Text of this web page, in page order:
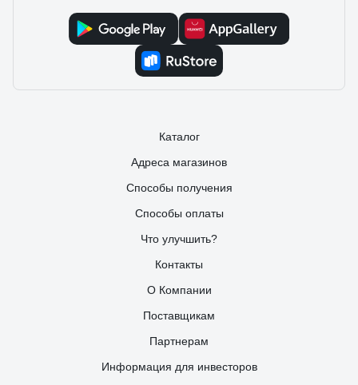
Каталог
Адреса магазинов
Способы получения
Способы оплаты
Что улучшить?
Контакты
О Компании
Поставщикам
Партнерам
Информация для инвесторов